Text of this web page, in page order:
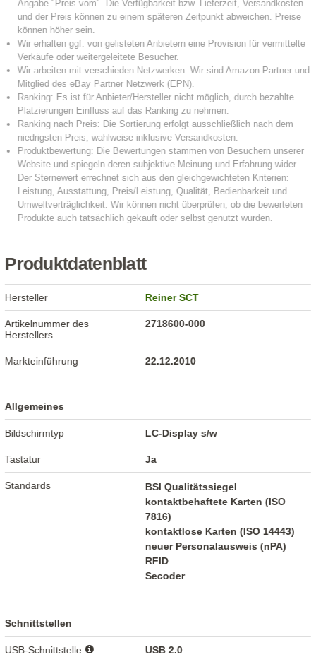
Produktdatenblatt
Hersteller Reiner SCT
Artikelnummer des
Herstellers
2718600-000
Markteinführung 22.12.2010
Allgemeines
Bildschirmtyp LC-Display s/w
Tastatur Ja
Standards
BSI Qualitätssiegel
kontaktbehaftete Karten (ISO
7816)
kontaktlose Karten (ISO 14443)
neuer Personalausweis (nPA)
RFID
Secoder
Schnittstellen
USB-Schnittstelle USB 2.0